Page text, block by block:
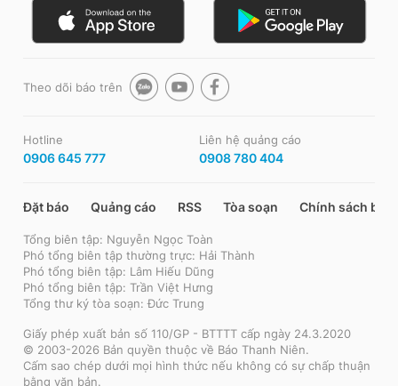
Theo dõi báo trên
Hotline
0906 645 777
Liên hệ quảng cáo
0908 780 404
Đặt báo Quảng cáo RSS Tòa soạn Chính sách bảo
Tổng biên tập: Nguyễn Ngọc Toàn
Phó tổng biên tập thường trực: Hải Thành
Phó tổng biên tập: Lâm Hiếu Dũng
Phó tổng biên tập: Trần Việt Hưng
Tổng thư ký tòa soạn: Đức Trung
Giấy phép xuất bản số 110/GP - BTTTT cấp ngày 24.3.2020
© 2003-2026 Bản quyền thuộc về Báo Thanh Niên.
Cấm sao chép dưới mọi hình thức nếu không có sự chấp thuận
bằng văn bản.